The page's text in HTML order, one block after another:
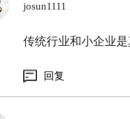
josun1111
传统行业和小企业
回复